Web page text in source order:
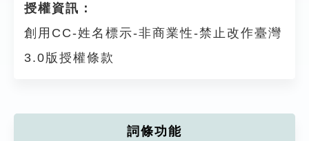
授權資訊：
創用CC-姓名標示-非商業性-禁止改作臺灣
3.0版授權條款
詞條功能